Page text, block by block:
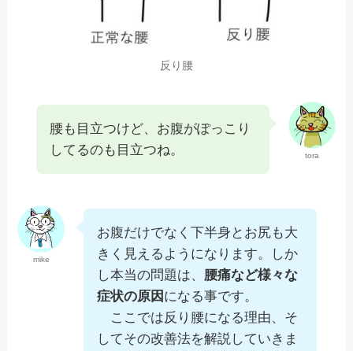
反り腰
tora
腰も目立つけど、お腹がぽっこり
してるのも目立つね。
mike
お腹だけでなく下半身とお尻も大
きく見えるようになります。しか
し本当の問題は、 腰痛など様々な
症状の原因 になる事です。
ここでは反り腰になる理由、そ
してその改善法を解説していきま